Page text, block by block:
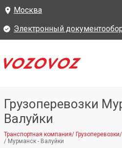
Москва
Электронный
Грузоперевозки
Валуйки
Транспортная компания/ Грузоперевозки/
/ Мурманск - Валуйки